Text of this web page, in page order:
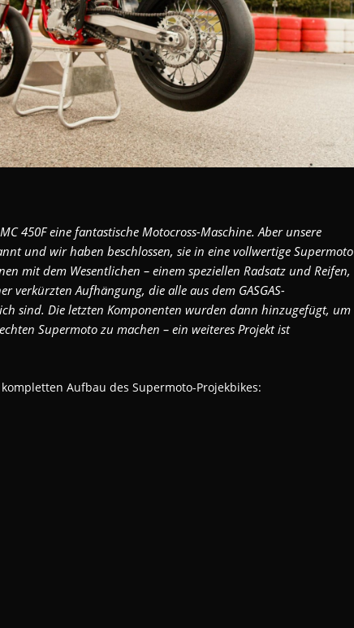
450F eine fantastische Motocross-Maschine. Aber unsere
und wir haben beschlossen, sie in eine vollwertige Supermoto
mit dem Wesentlichen – einem speziellen Radsatz und Reifen,
verkürzten Aufhängung, die alle aus dem GASGAS-
sind. Die letzten Komponenten wurden dann hinzugefügt, um
Supermoto zu machen – ein weiteres Projekt ist
Aufbau des Supermoto-Projekbikes: